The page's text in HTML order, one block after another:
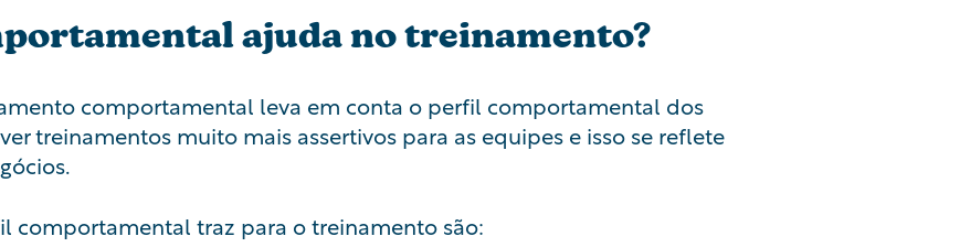
ajuda no treinamento?
comportamental leva em conta o perfil comportamental dos
treinamentos muito mais assertivos para as equipes e isso se reflete
comportamental traz para o treinamento são: